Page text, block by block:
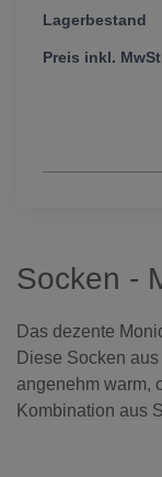
Socken -
Das dezente
Diese Socken
angenehm warm,
Kombination aus